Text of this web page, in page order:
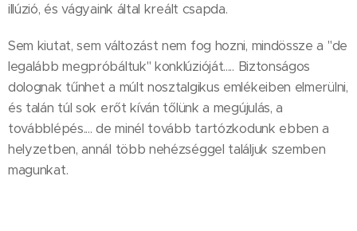
illúzió, és vágyaink által kreált csapda.
Sem kiutat, sem változást nem fog hozni, mindössze a "de
legalább megpróbáltuk" konklúzióját..... Biztonságos
dolognak tűnhet a múlt nosztalgikus emlékeiben elmerülni,
és talán túl sok erőt kíván tőlünk a megújulás, a
továbblépés.... de minél tovább tartózkodunk ebben a
helyzetben, annál több nehézséggel találjuk szemben
magunkat.